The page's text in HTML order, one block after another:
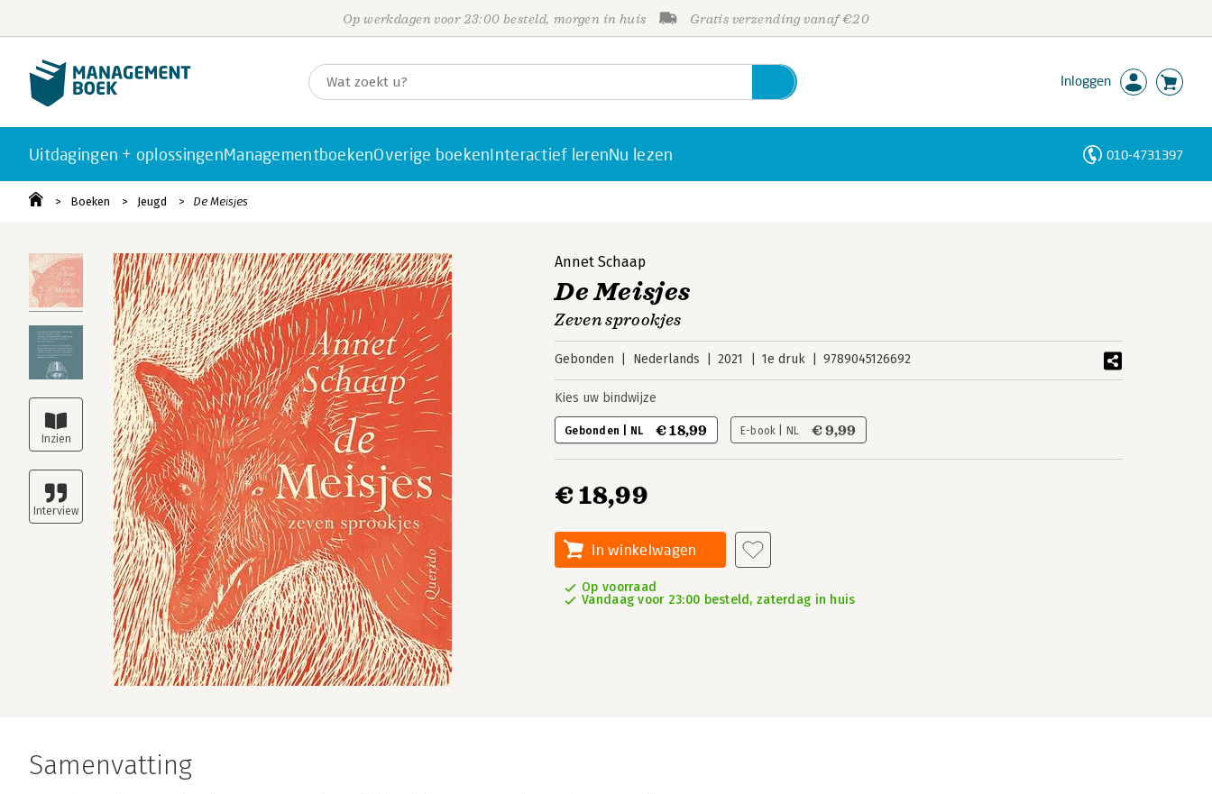
Op werkdagen voor 23:00 besteld, morgen in huis Gratis verzending vanaf €20
Inloggen
Uitdagingen + oplossingenManagementboekenOverige boekenInteractief lerenNu lezen 010-4731397
Boeken Jeugd De Meisjes
Annet Schaap
De Meisjes
Zeven sprookjes
Gebonden Nederlands 2021 1e druk 9789045126692
Kies uw bindwijze
Gebonden | NL € 18,99 E-book | NL € 9,99
€ 18,99
In winkelwagen
Op voorraad
Vandaag voor 23:00 besteld, zaterdag in huis
Samenvatting
Personen